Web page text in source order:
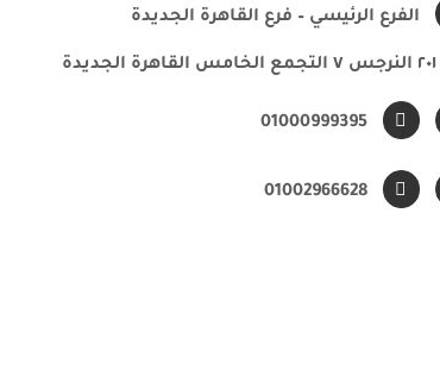
الفرع الرئيسي – فرع القاهرة الجديدة
القاهرة الجديدة
01000999395
01002966628